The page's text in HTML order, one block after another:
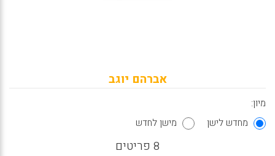
אברהם יוגב
מיון:
מחדש לישן
מישן לחדש
8 פריטים